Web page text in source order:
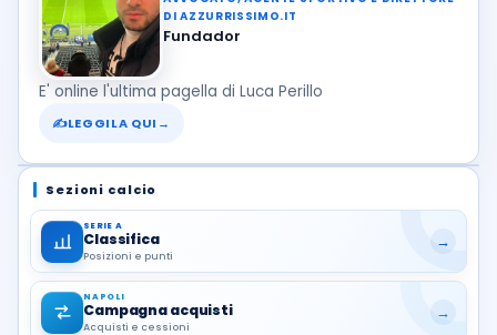
DI AZZURRISSIMO.IT
Fundador
E' online l'ultima pagella di Luca Perillo
✍LEGGILA QUI →
Sezioni calcio
SERIE A
Classifica
Posizioni e punti
→
NAPOLI
Campagna acquisti
Acquisti e cessioni
→